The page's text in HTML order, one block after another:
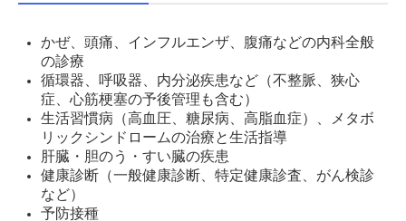
かぜ、頭痛、インフルエンザ、腹痛などの内科全般
の診療
循環器、呼吸器、内分泌疾患など（不整脈、狭心
症、心筋梗塞の予後管理も含む）
生活習慣病（高血圧、糖尿病、高脂血症）、メタボ
リックシンドロームの治療と生活指導
肝臓・胆のう・すい臓の疾患
健康診断（一般健康診断、特定健康診査、がん検診
など）
予防接種